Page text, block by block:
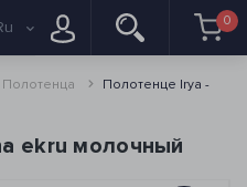
0
Полотенца
Полотенце Irya -
ekru молочный